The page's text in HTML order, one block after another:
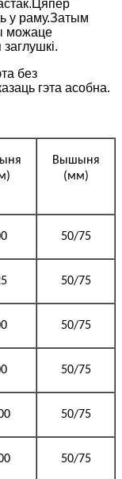
у раму.Затым
можаце
без
гэта асобна.
Вышыня
(мм)
50/75
50/75
50/75
50/75
50/75
50/75